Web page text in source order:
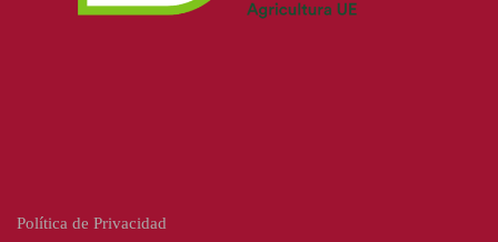
Política de Privacidad